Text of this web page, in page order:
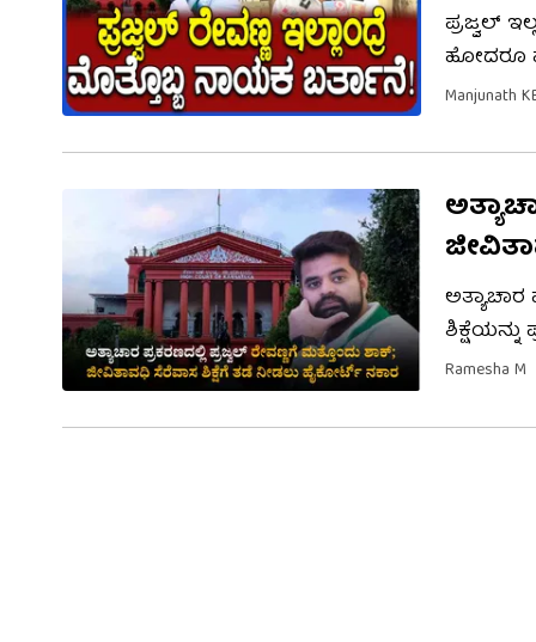
ಪ್ರಜ್ವಲ್​​
ಹೋದರೂ
Manjunath
ಶಿಕ್ಷೆಯನ್ನು
ಜಾಮೀನು
Ramesha M